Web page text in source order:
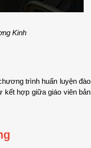
Kinh
trình huấn luyện đào
kết hợp giữa giáo viên bản